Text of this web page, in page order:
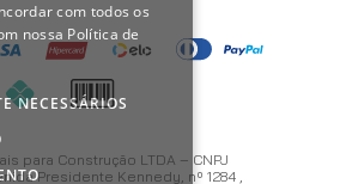
para Construção LTDA – CNPJ
Presidente Kennedy, nº 1284 ,
com todos os
nossa Política de
NECESSÁRIOS